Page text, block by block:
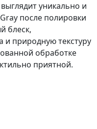
уникально и
после полировки
блеск,
и природную текстуру
обработке
приятной.